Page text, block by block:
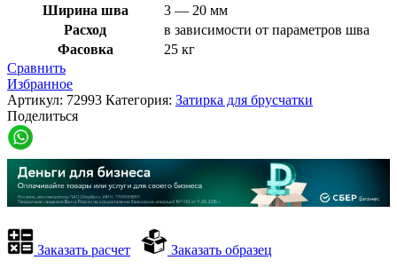
Ширина шва
3 — 20 мм
Расход
в зависимости от параметров шва
Фасовка
25 кг
Сравнить
Избранное
Артикул: 72993 Категория: Затирка для брусчатки
Поделиться
Заказать расчет Заказать образец